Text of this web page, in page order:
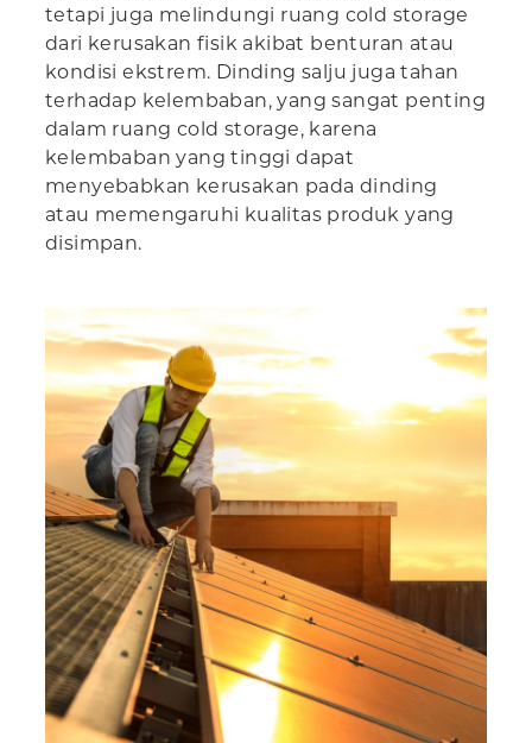
tetapi juga melindungi ruang cold storage
dari kerusakan fisik akibat benturan atau
kondisi ekstrem. Dinding salju juga tahan
terhadap kelembaban, yang sangat penting
dalam ruang cold storage, karena
kelembaban yang tinggi dapat
menyebabkan kerusakan pada dinding
atau memengaruhi kualitas produk yang
disimpan.